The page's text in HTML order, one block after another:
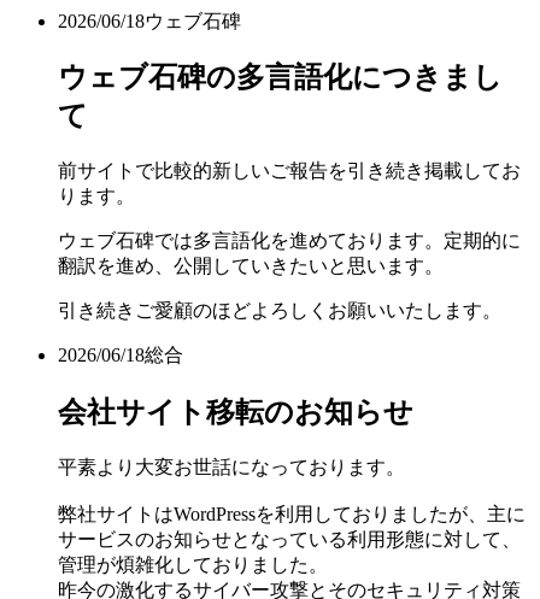
2026/06/18ウェブ石碑
ウェブ石碑の多言語化につきまし
て
前サイトで比較的新しいご報告を引き続き掲載してお
ります。
ウェブ石碑では多言語化を進めております。定期的に
翻訳を進め、公開していきたいと思います。
引き続きご愛顧のほどよろしくお願いいたします。
2026/06/18総合
会社サイト移転のお知らせ
平素より大変お世話になっております。
弊社サイトはWordPressを利用しておりましたが、主に
サービスのお知らせとなっている利用形態に対して、
管理が煩雑化しておりました。
昨今の激化するサイバー攻撃とそのセキュリティ対策